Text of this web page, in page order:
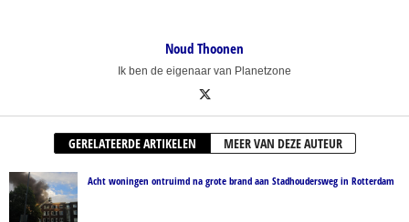
Noud Thoonen
Ik ben de eigenaar van Planetzone
GERELATEERDE ARTIKELEN MEER VAN DEZE AUTEUR
Acht woningen ontruimd na grote brand aan Stadhoudersweg in Rotterdam